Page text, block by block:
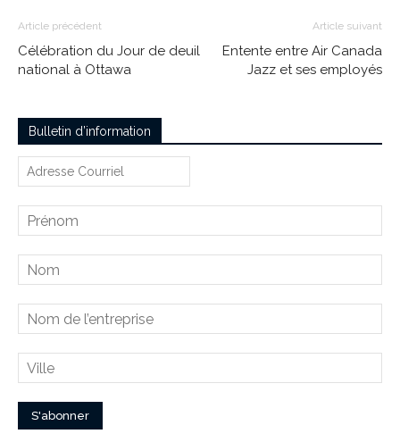
Article précédent
Célébration du Jour de deuil
national à Ottawa
Article suivant
Entente entre Air Canada
Jazz et ses employés
Bulletin d’information